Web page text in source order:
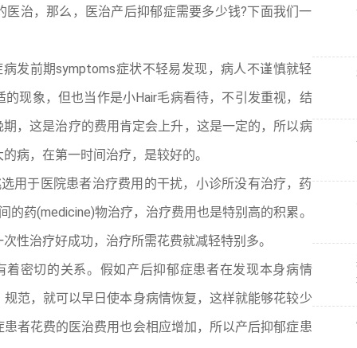
治，那么，医治产后抑郁症需要多少钱?下面我们一
发前期symptoms症状不轻易发现，病人不谨慎就轻
现象，但也当作是小Hair毛病看待，不引发重视，结
，这是治疗的费用肯定会上升，这是一定的，所以病
病，在第一时间治疗，是较好的。
用于医院患者治疗费用的干扰，小诊所没有治疗，药
药(medicine)物治疗，治疗费用也是特别高的积累。
性治疗好成功，治疗所需花费就减轻特别多。
密切的关系。假如产后抑郁症患者在发现本身病情
范，就可以早日使本身病情恢复，这样就能够花较少
者花费的医治费用也会相应增加，所以产后抑郁症患